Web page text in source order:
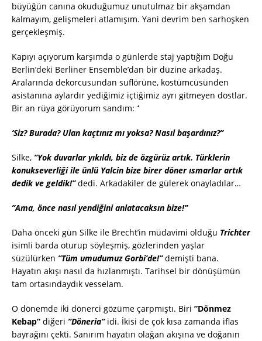
büyüğün canına okuduğumuz unutulmaz bir akşamdan
kalmayım, gelişmeleri atlamışım. Yani devrim ben sarhoşken
gerçekleşmiş.
Kapıyı açıyorum karşımda o günlerde staj yaptığım Doğu
Berlin’deki Berliner Ensemble’dan bir düzine arkadaş.
Aralarında dekorcusundan suflörüne, kostümcüsünden
asistanına aylardır yediğimiz içtiğimiz ayrı gitmeyen dostlar.
Bir an rüya görüyorum sandım: ‘
‘Siz? Burada? Ulan kaçtınız mı yoksa? Nasıl başardınız?”
Silke, ”Yok duvarlar yıkıldı, biz de özgürüz artık. Türklerin
konukseverliği ile ünlü Yalcin bize birer döner ısmarlar artık
dedik ve geldik!”dedi. Arkadakiler de gülerek onayladılar…
”Ama, önce nasıl yendiğini anlatacaksın bize!”
Daha önceki gün Silke ile Brecht’in müdavimi olduğu Trichter
isimli barda oturup söyleşmiş, gözlerinden yaşlar
süzülürken ”Tüm umudumuz Gorbi’de!”demişti bana.
Hayatın akışı nasıl da hızlanmıştı. Tarihsel bir dönüşümün
tam ortasındaydık vesselam.
O dönemde iki dönerci gözüme çarpmıştı. Biri ”Dönmez
Kebap” diğeri ”Döneria”idi. İkisi de çok kısa zamanda iflas
bayrağını çekti. Sanırım hayatın olağan akışına ve doğanın